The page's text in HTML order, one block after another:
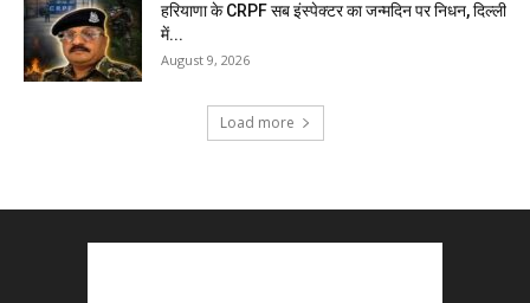
हरियाणा के CRPF सब इंस्पेक्टर का जन्मदिन पर निधन, दिल्ली
में...
August 9, 2026
Load more